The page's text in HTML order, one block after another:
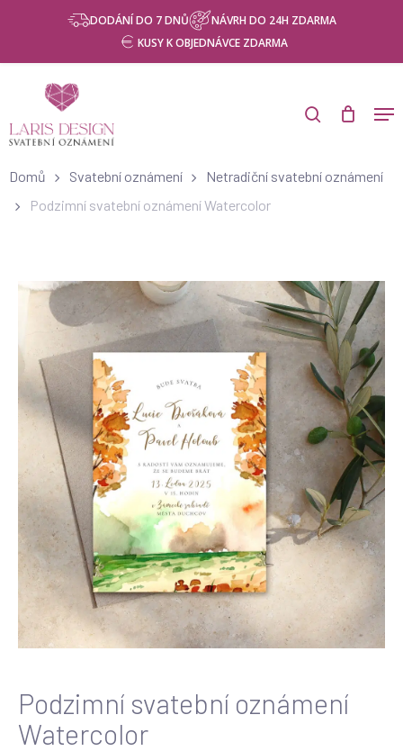
content
DODÁNÍ DO 7 DNŮ
NÁVRH DO 24H ZDARMA
KUSY K OBJEDNÁVCE ZDARMA
Domů Svatební oznámení
Netradiční svatební oznámení
Podzimní svatební oznámení Watercolor
Podzimní svatební oznámení
Watercolor